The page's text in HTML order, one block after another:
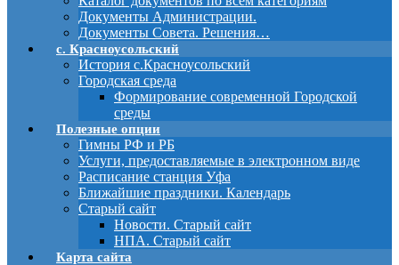
Документы Администрации.
Документы Совета. Решения…
с. Красноусольский
История с.Красноусольский
Городская среда
Формирование современной Городской
среды
Полезные опции
Гимны РФ и РБ
Услуги, предоставляемые в электронном виде
Расписание станция Уфа
Ближайшие праздники. Календарь
Старый сайт
Новости. Старый сайт
НПА. Старый сайт
Карта сайта